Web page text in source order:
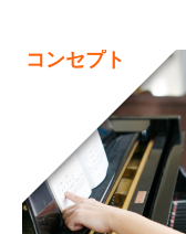
コンセプト